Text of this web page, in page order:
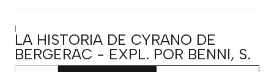
|
LA HISTORIA DE CYRANO DE
BERGERAC - EXPL. POR BENNI, S.